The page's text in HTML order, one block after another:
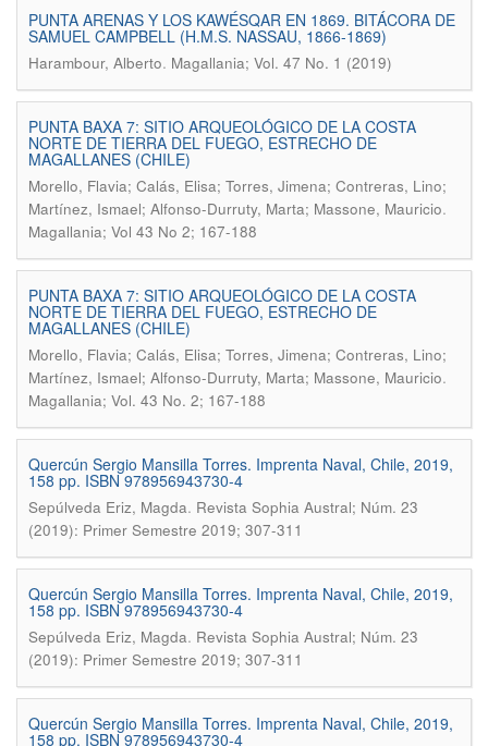
PUNTA ARENAS Y LOS KAWÉSQAR EN 1869. BITÁCORA DE
SAMUEL CAMPBELL (H.M.S. NASSAU, 1866-1869)
Harambour, Alberto. Magallania; Vol. 47 No. 1 (2019)
PUNTA BAXA 7: SITIO ARQUEOLÓGICO DE LA COSTA
NORTE DE TIERRA DEL FUEGO, ESTRECHO DE
MAGALLANES (CHILE)
Morello, Flavia; Calás, Elisa; Torres, Jimena; Contreras, Lino;
Martínez, Ismael; Alfonso-Durruty, Marta; Massone, Mauricio.
Magallania; Vol 43 No 2; 167-188
PUNTA BAXA 7: SITIO ARQUEOLÓGICO DE LA COSTA
NORTE DE TIERRA DEL FUEGO, ESTRECHO DE
MAGALLANES (CHILE)
Morello, Flavia; Calás, Elisa; Torres, Jimena; Contreras, Lino;
Martínez, Ismael; Alfonso-Durruty, Marta; Massone, Mauricio.
Magallania; Vol. 43 No. 2; 167-188
Quercún Sergio Mansilla Torres. Imprenta Naval, Chile, 2019,
158 pp. ISBN 978956943730-4
Sepúlveda Eriz, Magda. Revista Sophia Austral; Núm. 23
(2019): Primer Semestre 2019; 307-311
Quercún Sergio Mansilla Torres. Imprenta Naval, Chile, 2019,
158 pp. ISBN 978956943730-4
Sepúlveda Eriz, Magda. Revista Sophia Austral; Núm. 23
(2019): Primer Semestre 2019; 307-311
Quercún Sergio Mansilla Torres. Imprenta Naval, Chile, 2019,
158 pp. ISBN 978956943730-4